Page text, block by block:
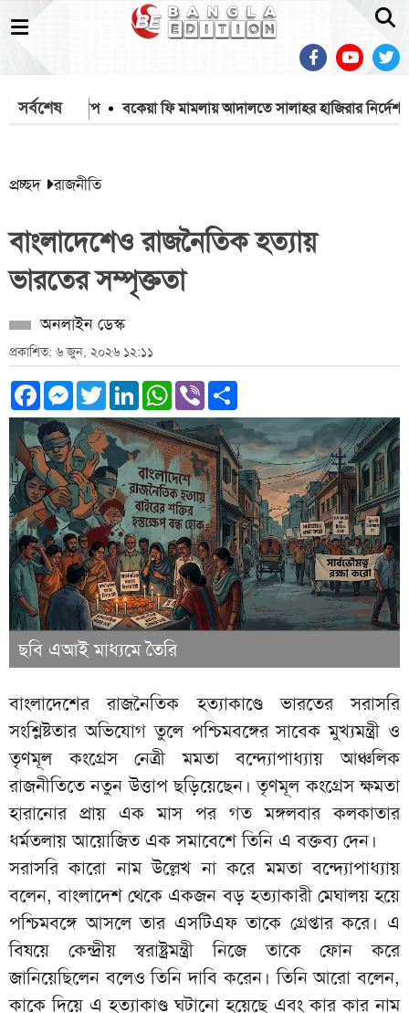
সর্বশেষ
চাপ বকেয়া ফি মামলায় আদালতে সালাহর হাজিরার নির্দেশ বড়
প্রচ্ছদ রাজনীতি
বাংলাদেশেও রাজনৈতিক হত্যায়
ভারতের সম্পৃক্ততা
অনলাইন ডেস্ক
প্রকাশিত: ৬ জুন, ২০২৬ ১২:১১
Facebook
Messenger
TwitterLinkedInWhatsApp
Viber
ছবি এআই মাধ্যমে তৈরি
বাংলাদেশের রাজনৈতিক হত্যাকাণ্ডে ভারতের সরাসরি
সংশ্লিষ্টতার অভিযোগ তুলে পশ্চিমবঙ্গের সাবেক মুখ্যমন্ত্রী ও
তৃণমূল কংগ্রেস নেত্রী মমতা বন্দ্যোপাধ্যায় আঞ্চলিক
রাজনীতিতে নতুন উত্তাপ ছড়িয়েছেন। তৃণমূল কংগ্রেস ক্ষমতা
হারানোর প্রায় এক মাস পর গত মঙ্গলবার কলকাতার
ধর্মতলায় আয়োজিত এক সমাবেশে তিনি এ বক্তব্য দেন।
সরাসরি কারো নাম উল্লেখ না করে মমতা বন্দ্যোপাধ্যায়
বলেন, বাংলাদেশ থেকে একজন বড় হত্যাকারী মেঘালয় হয়ে
পশ্চিমবঙ্গে আসলে তার এসটিএফ তাকে গ্রেপ্তার করে। এ
বিষয়ে কেন্দ্রীয় স্বরাষ্ট্রমন্ত্রী নিজে তাকে ফোন করে
জানিয়েছিলেন বলেও তিনি দাবি করেন। তিনি আরো বলেন,
কাকে দিয়ে এ হত্যাকাণ্ড ঘটানো হয়েছে এবং কার কার নাম